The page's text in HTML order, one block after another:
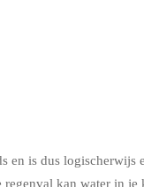
en is dus
kan water in je